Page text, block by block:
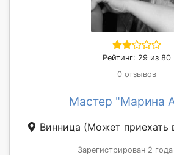
Рейтинг: 29 из 80
0 отзывов
Мастер "Марина
Винница (Может приехать
Зарегистрирован 2 года